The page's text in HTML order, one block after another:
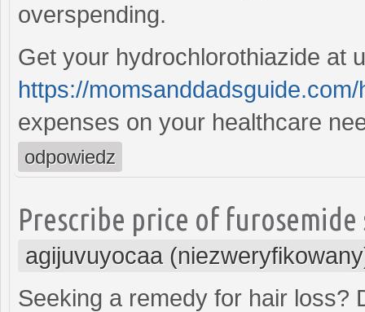
overspending.
Get your hydrochlorothiazide at
https://
expenses on your healthcare
odpowiedz
Prescribe price of
agijuvuyocaa
Seeking a remedy for hair loss?